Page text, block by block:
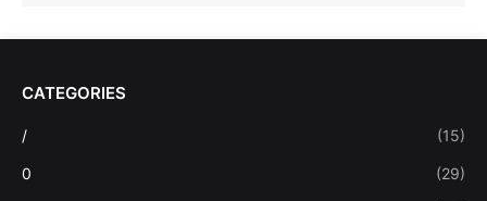
CATEGORIES
/ (15)
0 (29)